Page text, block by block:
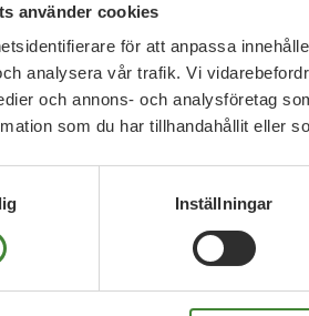
använder cookies
för att anpassa
analysera vår trafik. Vi
och annons- och analysföretag
som du har tillhandahållit eller
Inställningar